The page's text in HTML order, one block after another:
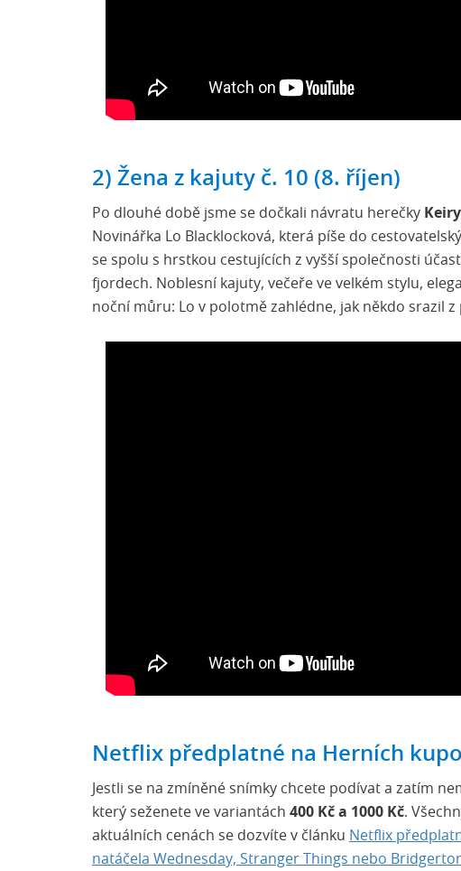
2) Žena z kajuty č. 10 (8. říjen)
Po dlouhé době jsme se dočkali návratu herečky
Novinářka Lo Blacklocková, která píše do
se spolu s hrstkou cestujících z vyšší společnosti
fjordech. Noblesní kajuty, večeře ve velkém stylu,
noční můru: Lo v polotmě zahlédne, jak někdo srazil
Netflix předplatné na Herních
Jestli se na zmíněné snímky chcete podívat a zatím
který seženete ve variantách 400 Kč a 1000 Kč.
aktuálních cenách se dozvíte v článku Netflix
natáčela Wednesday, Stranger Things nebo